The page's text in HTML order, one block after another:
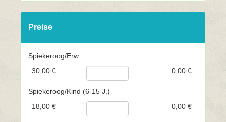
Preise
Spiekeroog/Erw.
30,00 €
0,00 €
Spiekeroog/Kind (6-15 J.)
18,00 €
0,00 €